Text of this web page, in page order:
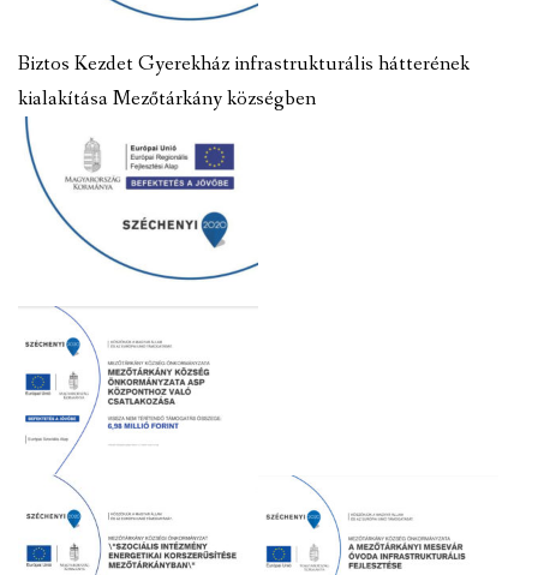
Biztos Kezdet Gyerekház infrastrukturális hátterének
kialakítása Mezőtárkány községben